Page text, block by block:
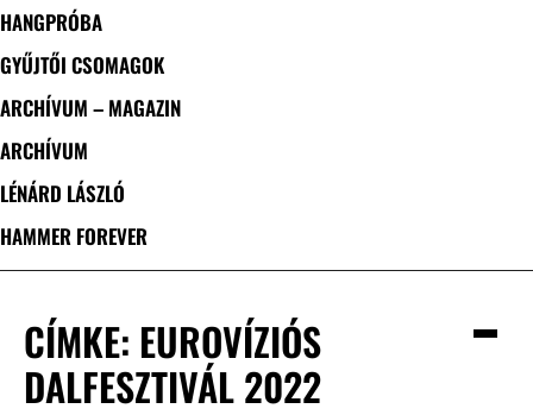
HANGPRÓBA
GYŰJTŐI CSOMAGOK
ARCHÍVUM – MAGAZIN
ARCHÍVUM
LÉNÁRD LÁSZLÓ
HAMMER FOREVER
CÍMKE: EUROVÍZIÓS
DALFESZTIVÁL 2022